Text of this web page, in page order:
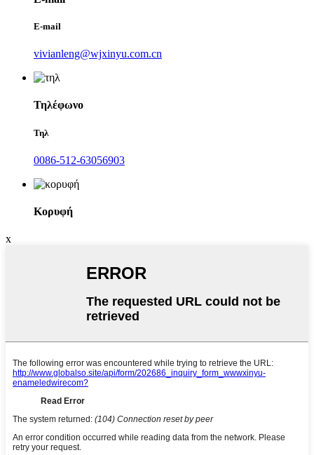
E-mail
vivianleng@wjxinyu.com.cn
Τηλέφωνο
Τηλ
0086-512-63056903
Κορυφή
x